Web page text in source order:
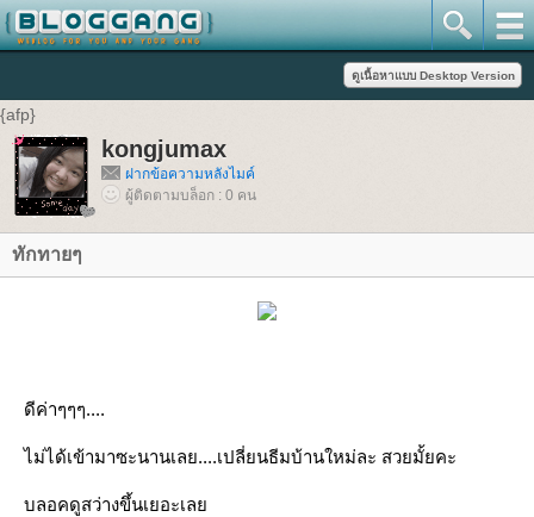
{afp}
kongjumax
ฝากข้อความหลังไมค์
ผู้ติดตามบล็อก : 0 คน
ทักทายๆ
ดีค่าๆๆๆ....
ไม่ได้เข้ามาซะนานเลย....เปลี่ยนธีมบ้านใหม่ละ สวยมั้ยคะ
บลอคดูสว่างขึ้นเยอะเลย